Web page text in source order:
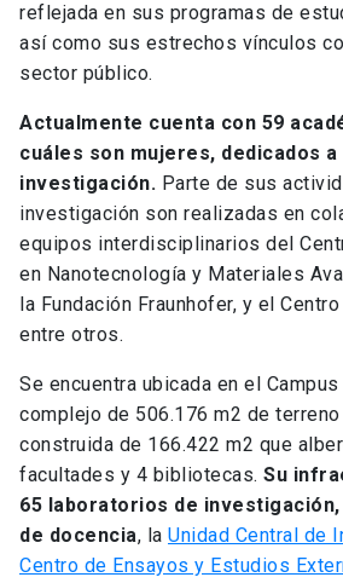
reflejada en sus programas de
así como sus estrechos vínculos
sector público.
Actualmente cuenta con 59
cuáles son mujeres, dedicados a
investigación. Parte de sus
investigación son realizadas en
equipos interdisciplinarios del
en Nanotecnología y Materiales
la Fundación Fraunhofer, y el
entre otros.
Se encuentra ubicada en el Campus
complejo de 506.176 m2 de
construida de 166.422 m2 que
facultades y 4 bibliotecas. Su
65 laboratorios de
de docencia, la Unidad Central de
Centro de Ensayos y Estudios